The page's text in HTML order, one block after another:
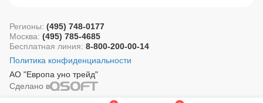
АО "Европа уно трейд"
Регионы: (495) 748-0177
Москва: (495) 785-4685
Бесплатная линия: 8-800-200-00-14
Политика конфиденциальности
Сделано в